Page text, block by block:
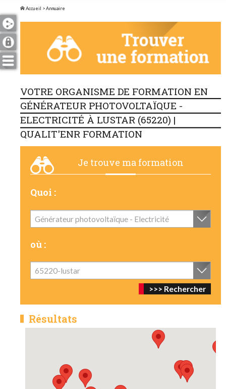
Accueil > Annuaire
VOTRE ORGANISME DE FORMATION EN
GÉNÉRATEUR PHOTOVOLTAÏQUE -
ELECTRICITÉ À LUSTAR (65220) |
QUALIT'ENR FORMATION
Je trouve ma formation
Quoi :
Générateur photovoltaïque - Electricité
où :
65220-lustar
Résultats